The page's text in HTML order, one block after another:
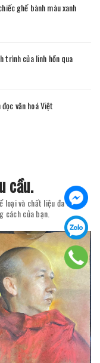
ghế bành màu xanh
trình của linh hồn qua
văn hoá Việt
cầu.
loại và chất liệu đa dạng.
cách của bạn.